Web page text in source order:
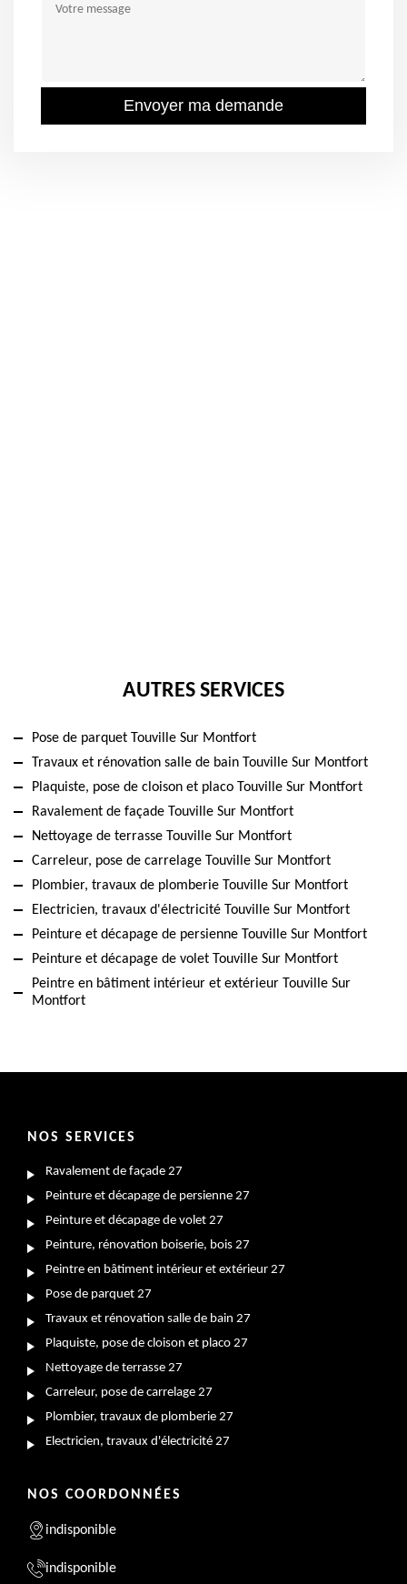
AUTRES SERVICES
Pose de parquet Touville Sur Montfort
Travaux et rénovation salle de bain Touville Sur Montfort
Plaquiste, pose de cloison et placo Touville Sur Montfort
Ravalement de façade Touville Sur Montfort
Nettoyage de terrasse Touville Sur Montfort
Carreleur, pose de carrelage Touville Sur Montfort
Plombier, travaux de plomberie Touville Sur Montfort
Electricien, travaux d'électricité Touville Sur Montfort
Peinture et décapage de persienne Touville Sur Montfort
Peinture et décapage de volet Touville Sur Montfort
Peintre en bâtiment intérieur et extérieur Touville Sur
Montfort
NOS SERVICES
Ravalement de façade 27
Peinture et décapage de persienne 27
Peinture et décapage de volet 27
Peinture, rénovation boiserie, bois 27
Peintre en bâtiment intérieur et extérieur 27
Pose de parquet 27
Travaux et rénovation salle de bain 27
Plaquiste, pose de cloison et placo 27
Nettoyage de terrasse 27
Carreleur, pose de carrelage 27
Plombier, travaux de plomberie 27
Electricien, travaux d'électricité 27
NOS COORDONNÉES
indisponible
indisponible